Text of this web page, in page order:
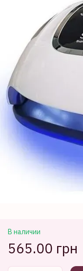
В наличии
565.00 грн